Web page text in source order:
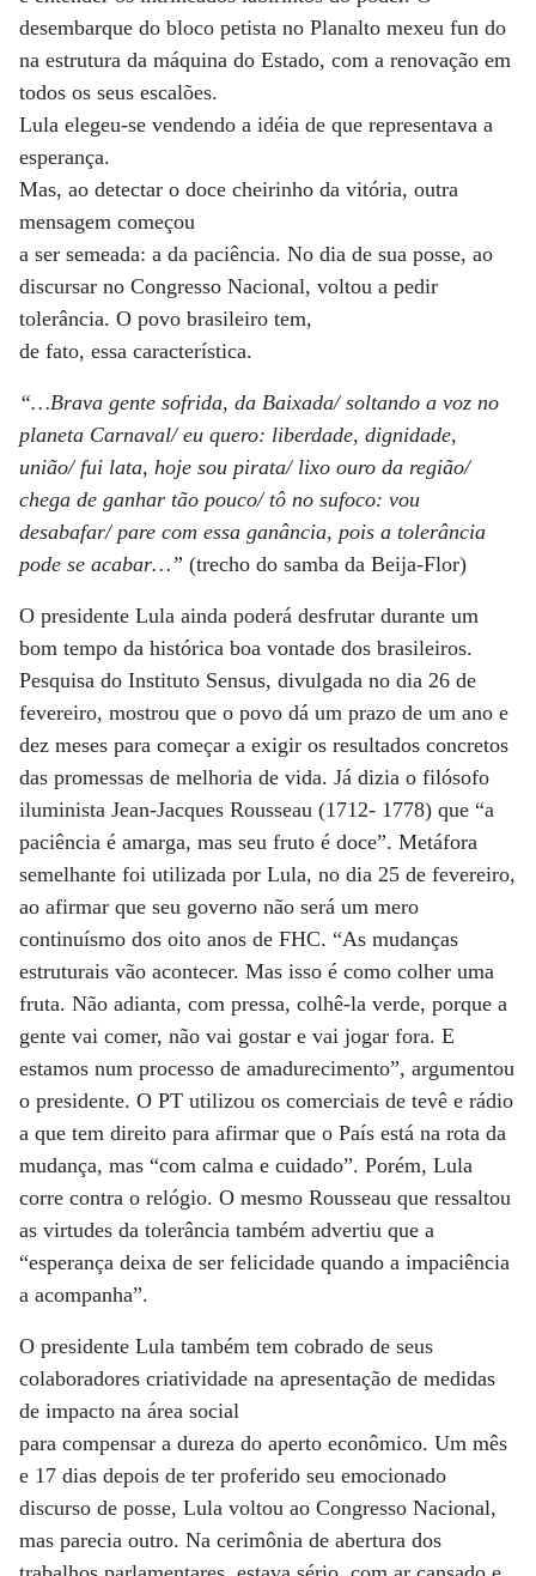
desembarque do bloco petista no Planalto mexeu fun do
na estrutura da máquina do Estado, com a renovação em
todos os seus escalões.
Lula elegeu-se vendendo a idéia de que representava a
esperança.
Mas, ao detectar o doce cheirinho da vitória, outra
mensagem começou
a ser semeada: a da paciência. No dia de sua posse, ao
discursar no Congresso Nacional, voltou a pedir
tolerância. O povo brasileiro tem,
de fato, essa característica.
“…Brava gente sofrida, da Baixada/ soltando a voz no
planeta Carnaval/ eu quero: liberdade, dignidade,
união/ fui lata, hoje sou pirata/ lixo ouro da região/
chega de ganhar tão pouco/ tô no sufoco: vou
desabafar/ pare com essa ganância, pois a tolerância
pode se acabar…” (trecho do samba da Beija-Flor)
O presidente Lula ainda poderá desfrutar durante um
bom tempo da histórica boa vontade dos brasileiros.
Pesquisa do Instituto Sensus, divulgada no dia 26 de
fevereiro, mostrou que o povo dá um prazo de um ano e
dez meses para começar a exigir os resultados concretos
das promessas de melhoria de vida. Já dizia o filósofo
iluminista Jean-Jacques Rousseau (1712- 1778) que “a
paciência é amarga, mas seu fruto é doce”. Metáfora
semelhante foi utilizada por Lula, no dia 25 de fevereiro,
ao afirmar que seu governo não será um mero
continuísmo dos oito anos de FHC. “As mudanças
estruturais vão acontecer. Mas isso é como colher uma
fruta. Não adianta, com pressa, colhê-la verde, porque a
gente vai comer, não vai gostar e vai jogar fora. E
estamos num processo de amadurecimento”, argumentou
o presidente. O PT utilizou os comerciais de tevê e rádio
a que tem direito para afirmar que o País está na rota da
mudança, mas “com calma e cuidado”. Porém, Lula
corre contra o relógio. O mesmo Rousseau que ressaltou
as virtudes da tolerância também advertiu que a
“esperança deixa de ser felicidade quando a impaciência
a acompanha”.
O presidente Lula também tem cobrado de seus
colaboradores criatividade na apresentação de medidas
de impacto na área social
para compensar a dureza do aperto econômico. Um mês
e 17 dias depois de ter proferido seu emocionado
discurso de posse, Lula voltou ao Congresso Nacional,
mas parecia outro. Na cerimônia de abertura dos